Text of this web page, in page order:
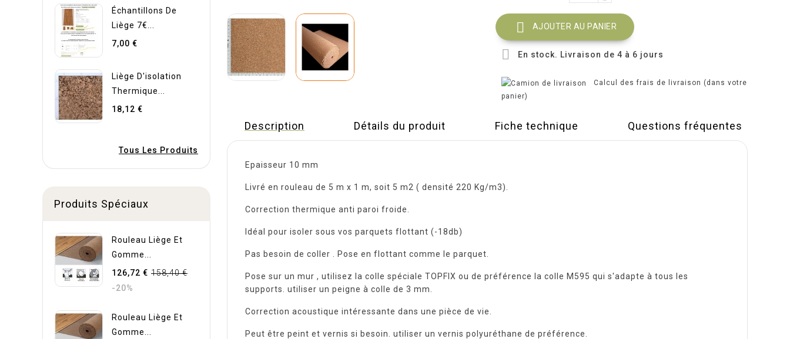
Échantillons De
Liège 7€...
7,00 €
Liège D'isolation
Thermique...
18,12 €
Tous Les Produits
Produits Spéciaux
Rouleau Liège Et
Gomme...
126,72 € 158,40 €
-20%
Rouleau Liège Et
Gomme...
 AJOUTER AU PANIER
 En stock. Livraison de 4 à 6 jours
Calcul des frais de livraison (dans votre
panier)
Description Détails du produit Fiche technique Questions fréquentes
Epaisseur 10 mm
Livré en rouleau de 5 m x 1 m, soit 5 m2 ( densité 220 Kg/m3).
Correction thermique anti paroi froide.
Idéal pour isoler sous vos parquets flottant (-18db)
Pas besoin de coller . Pose en flottant comme le parquet.
Pose sur un mur , utilisez la colle spéciale TOPFIX ou de préférence la colle M595 qui s'adapte à tous les
supports. utiliser un peigne à colle de 3 mm.
Correction acoustique intéressante dans une pièce de vie.
Peut être peint et vernis si besoin. utiliser un vernis polyuréthane de préférence.